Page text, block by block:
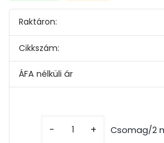
Raktáron:
Cikkszám:
- + Csomag/2